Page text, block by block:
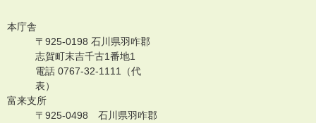
本庁舎
〒925-0198 石川県羽咋郡
志賀町末吉千古1番地1
電話 0767-32-1111（代
表）
富来支所
〒925-0498 石川県羽咋郡